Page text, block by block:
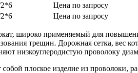
Цена по запросу
Цена по запросу
широко применяемый для
трещин. Дорожная сетка, вес
низкоуглеродистую проволоку
собой плоское изделие из